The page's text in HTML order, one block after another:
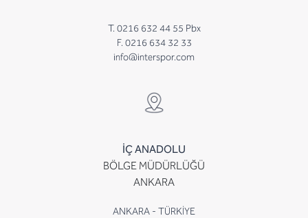
T. 0216 632 44 55 Pbx
F. 0216 634 32 33
info@interspor.com
İÇ ANADOLU
BÖLGE MÜDÜRLÜĞÜ
ANKARA
ANKARA - TÜRKİYE